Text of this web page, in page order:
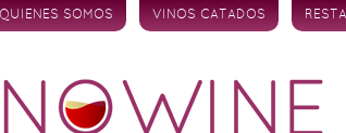
QUIENES SOMOS VINOS CATADOS